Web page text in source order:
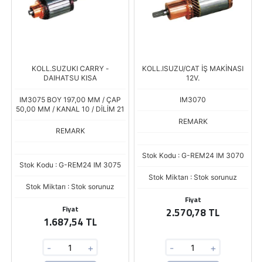
KOLL.SUZUKI CARRY -
DAIHATSU KISA
IM3075 BOY 197,00 MM / ÇAP
50,00 MM / KANAL 10 / DİLİM 21
REMARK
Stok Kodu : G-REM24 IM 3075
Stok Miktarı : Stok sorunuz
Fiyat
1.687,54 TL
- +
KOLL.ISUZU/CAT İŞ MAKİNASI
12V.
IM3070
REMARK
Stok Kodu : G-REM24 IM 3070
Stok Miktarı : Stok sorunuz
Fiyat
2.570,78 TL
- +